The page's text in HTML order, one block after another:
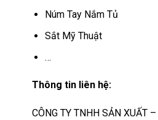
Núm Tay Nắm Tủ
Sắt Mỹ Thuật
…
Thông tin liên hệ:
CÔNG TY TNHH SẢN XUẤT